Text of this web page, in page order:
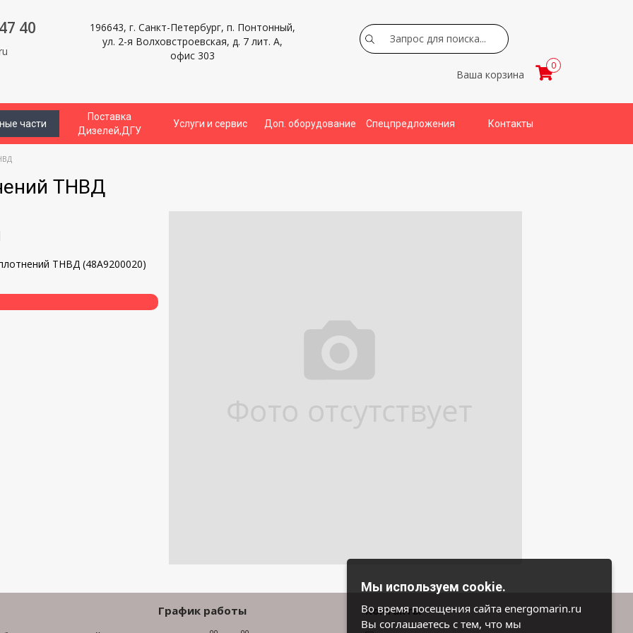
40
196643, г. Санкт-Петербург, п. Понтонный,
ул. 2-я Волховстроевская, д. 7 лит. А,
офис 303
Search
Ваша корзина
0
части
Поставка
Дизелей,ДГУ
Услуги и сервис Доп. оборудование Спецпредложения Контакты
ТНВД
ТНВД (48A9200020)
График работы
Контакты
Мы используем cookie.
Во время посещения сайта energomarin.ru
Вы соглашаетесь с тем, что мы